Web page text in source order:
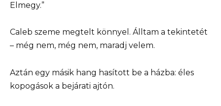
Elmegy.”
Caleb szeme megtelt könnyel. Álltam a tekintetét
– még nem, még nem, maradj velem.
Aztán egy másik hang hasított be a házba: éles
kopogások a bejárati ajtón.